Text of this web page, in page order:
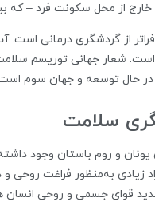
فرد – که بیش از ۲۴ ساعت است – به طول
از گردشگری درمانی است.
شعار جهانی توریسم
در حال توسعه و جهان سوم
سلامت
و روم باستان وجود
زیادی به‌منظور فراغت
قوای جسمی و روحی